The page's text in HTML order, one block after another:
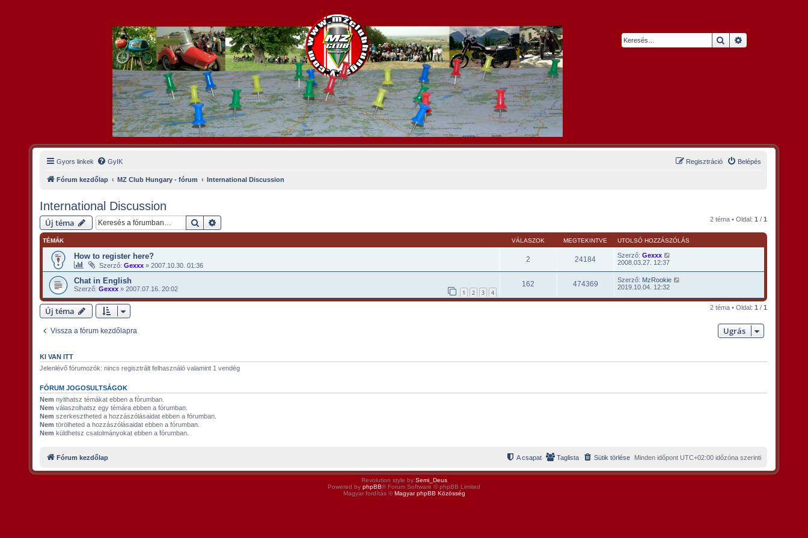
Keresés
Gyors linkek GyIK Belépés
Regisztráció
Fórum kezdőlap MZ Club Hungary - fórum International Discussion
International Discussion
Új téma Keresés 2 téma • Oldal: 1 / 1
TÉMÁK VÁLASZOK MEGTEKINTVE UTOLSÓ HOZZÁSZÓLÁS
How to register here?
Szerző:Gexxx »2007.10.30. 01:36
2 24184 Szerző: Gexxx
2008.03.27. 12:37
Chat in English
Szerző:Gexxx »2007.07.16. 20:02 1 2 3 4
162 474369 Szerző: MzRookie
2019.10.04. 12:32
Új téma 2 téma • Oldal: 1 / 1
Vissza a fórum kezdőlapra Ugrás
KI VAN ITT
Jelenlévő fórumozók: nincs regisztrált felhasználó valamint 1 vendég
FÓRUM JOGOSULTSÁGOK
Nem nyithatsz témákat ebben a fórumban.
Nem válaszolhatsz egy témára ebben a fórumban.
Nem szerkesztheted a hozzászólásaidat ebben a fórumban.
Nem törölheted a hozzászólásaidat ebben a fórumban.
Nem küldhetsz csatolmányokat ebben a fórumban.
Fórum kezdőlap Minden időpont UTC+02:00időzóna szerinti
Sütik törlése
Taglista
A csapat
Revolution style by Semi_Deus
Powered by phpBB® Forum Software © phpBB Limited
Magyar fordítás © Magyar phpBB Közösség